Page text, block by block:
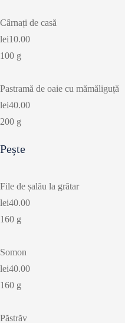
Cârnați de casă
lei10.00
100 g
Pastramă de oaie cu mămăliguță
lei40.00
200 g
Pește
File de șalău la grătar
lei40.00
160 g
Somon
lei40.00
160 g
Păstrăv